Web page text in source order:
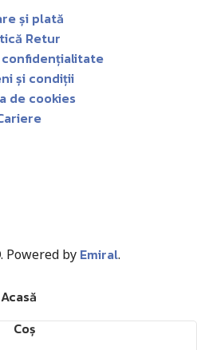
și plată
Retur
și condiții
de cookies
Powered by Emiral.
Acasă
Coș